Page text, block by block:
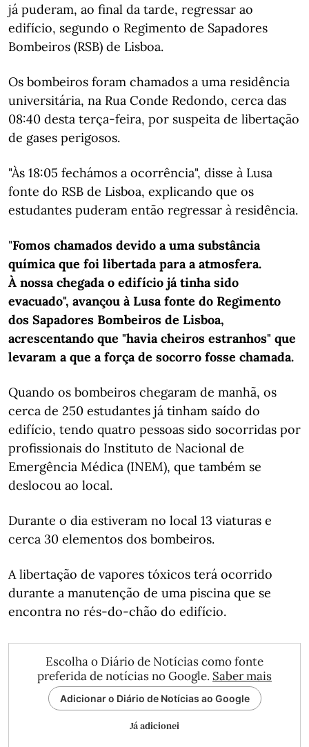
já puderam, ao final da tarde, regressar ao
edifício, segundo o Regimento de Sapadores
Bombeiros (RSB) de Lisboa.
Os bombeiros foram chamados a uma residência
universitária, na Rua Conde Redondo, cerca das
08:40 desta terça-feira, por suspeita de libertação
de gases perigosos.
"Às 18:05 fechámos a ocorrência", disse à Lusa
fonte do RSB de Lisboa, explicando que os
estudantes puderam então regressar à residência.
"Fomos chamados devido a uma substância
química que foi libertada para a atmosfera.
À nossa chegada o edifício já tinha sido
evacuado", avançou à Lusa fonte do Regimento
dos Sapadores Bombeiros de Lisboa,
acrescentando que "havia cheiros estranhos" que
levaram a que a força de socorro fosse chamada.
Quando os bombeiros chegaram de manhã, os
cerca de 250 estudantes já tinham saído do
edifício, tendo quatro pessoas sido socorridas por
profissionais do Instituto de Nacional de
Emergência Médica (INEM), que também se
deslocou ao local.
Durante o dia estiveram no local 13 viaturas e
cerca 30 elementos dos bombeiros.
A libertação de vapores tóxicos terá ocorrido
durante a manutenção de uma piscina que se
encontra no rés-do-chão do edifício.
Escolha o Diário de Notícias como fonte
preferida de notícias no Google. Saber mais
Adicionar o Diário de Notícias ao Google
Já adicionei